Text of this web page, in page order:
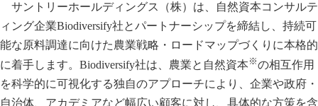
サントリーホールディングス（株）は、自然資本コンサルテ
ィング企業Biodiversify社とパートナーシップを締結し、持続可
能な原料調達に向けた農業戦略・ロードマップづくりに本格的
に着手します。Biodiversify社は、農業と自然資本 ※の相互作用
を科学的に可視化する独自のアプローチにより、企業や政府・
自治体、アカデミアなど幅広い顧客に対し、具体的な方策を含